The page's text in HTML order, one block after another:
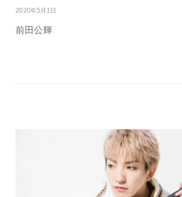
2020年5月1日
前田公輝